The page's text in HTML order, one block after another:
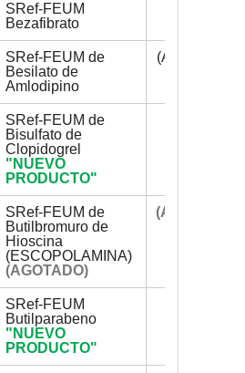
SRef-FEUM
Bezafibrato
SRef-FEUM de
Besilato de
Amlodipino
(AGOTADO)
SRef-FEUM de
Bisulfato de
Clopidogrel
"NUEVO
PRODUCTO"
SRef-FEUM de
Butilbromuro de
Hioscina
(ESCOPOLAMINA)
(AGOTADO)
(AGOTADO)
SRef-FEUM
Butilparabeno
"NUEVO
PRODUCTO"